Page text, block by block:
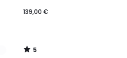
139,00 €
5
/